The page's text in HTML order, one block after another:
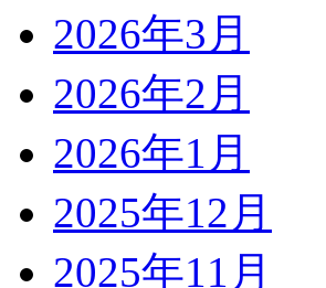
2026年3月
2026年2月
2026年1月
2025年12月
2025年11月